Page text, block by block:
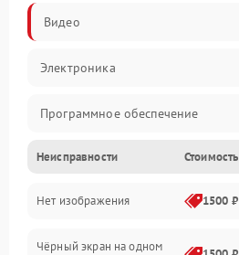
Видео
Электроника
Программное обеспечение
Калибровка
Электропитание
Аппаратная
Неисправности Стоимость
Нет изображения 1500 ₽
Чёрный экран на одном